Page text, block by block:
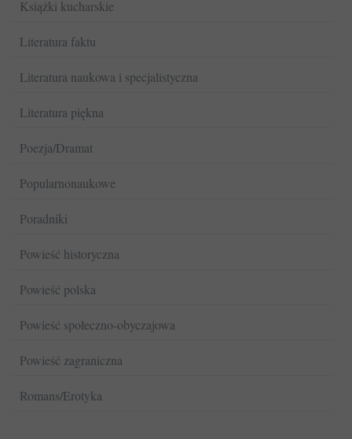
Książki kucharskie
Literatura faktu
Literatura naukowa i specjalistyczna
Literatura piękna
Poezja/Dramat
Popularnonaukowe
Poradniki
Powieść historyczna
Powieść polska
Powieść społeczno-obyczajowa
Powieść zagraniczna
Romans/Erotyka